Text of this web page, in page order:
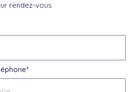
rendez-vous